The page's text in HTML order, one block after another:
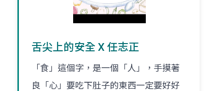
舌尖上的安全 X 任志正
「食」這個字，是一個「人」，手摸著
良「心」要吃下肚子的東西一定要好好